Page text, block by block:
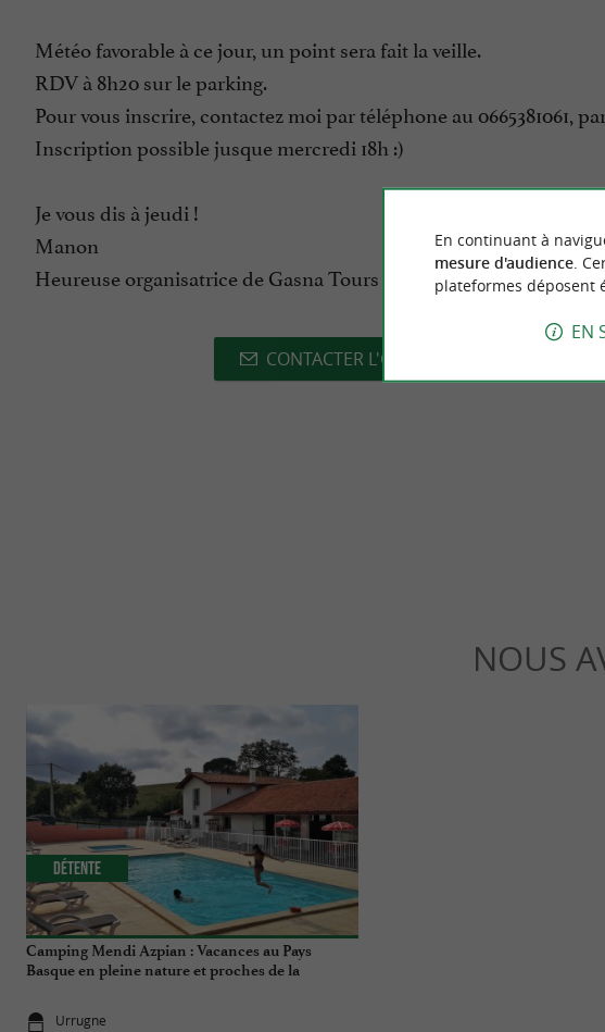
Météo favorable à ce jour, un point sera fait la veille.
RDV à 8h20 sur le parking.
Pour vous inscrire, contactez moi par téléphone au 0665381061,
Inscription possible jusque mercredi 18h :)
Je vous dis à jeudi !
Manon
Heureuse organisatrice de Gasna Tours
CONTACTER L'ORGANISATEUR
NOUS
Camping Mendi Azpian : Vacances au Pays
Basque en pleine nature et proches de la
Urrugne
Détente
En continuant à
mesure d'audience.
plateformes déposent
EN